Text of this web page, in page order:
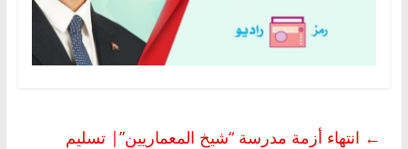
← انتهاء أزمة مدرسة “شيخ المعماريين”| تسليم